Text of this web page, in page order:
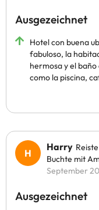
Ausgezeichnet
Hotel con buena
fabuloso, la
hermosa y el
como la piscina,
Harry
Buchte mit
September
Ausgezeichnet